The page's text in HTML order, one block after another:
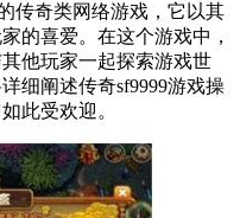
奇类网络游戏，它以其
的喜爱。在这个游戏中，
他玩家一起探索游戏世
细阐述传奇sf9999游戏操
此受欢迎。